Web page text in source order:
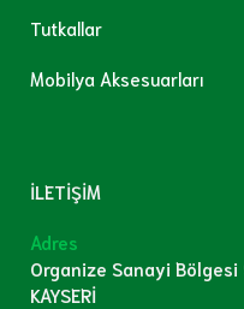
Tutkallar
Mobilya Aksesuarları
İLETİŞİM
Adres
Organize Sanayi
KAYSERİ